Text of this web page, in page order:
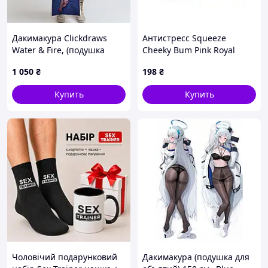
Дакимакура Clickdraws
Water & Fire, (подушка
1 050 ₴
Купить
Антистресс Squeeze
Cheeky Bum Pink Royal
198 ₴
Купить
Чоловічий подарунковий
Дакимакура (подушка для